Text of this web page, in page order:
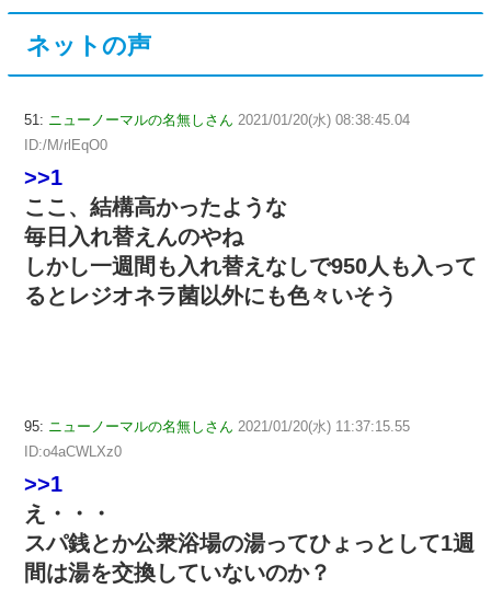
ネットの声
51: ニューノーマルの名無しさん 2021/01/20(水) 08:38:45.04
ID:/M/rlEqO0
>>1
ここ、結構高かったような
毎日入れ替えんのやね
しかし一週間も入れ替えなしで950人も入って
るとレジオネラ菌以外にも色々いそう
95: ニューノーマルの名無しさん 2021/01/20(水) 11:37:15.55
ID:o4aCWLXz0
>>1
え・・・
スパ銭とか公衆浴場の湯ってひょっとして1週
間は湯を交換していないのか？